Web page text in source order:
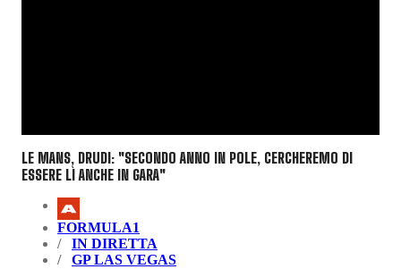
LE MANS, DRUDI: "SECONDO ANNO IN POLE, CERCHEREMO DI
ESSERE LÌ ANCHE IN GARA"
FORMULA1
IN DIRETTA
GP LAS VEGAS